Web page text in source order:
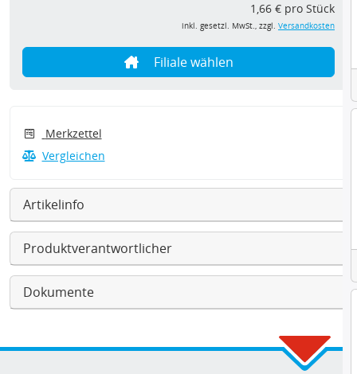
1,66 € pro Stück
inkl. gesetzl. MwSt., zzgl. Versandkosten
Filiale wählen
Merkzettel
Vergleichen
Artikelinfo
Produktverantwortlicher
Dokumente